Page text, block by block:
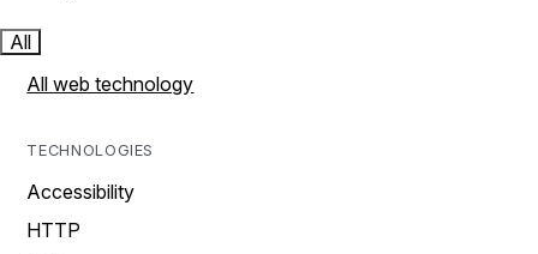
All
All web technology
TECHNOLOGIES
Accessibility
HTTP